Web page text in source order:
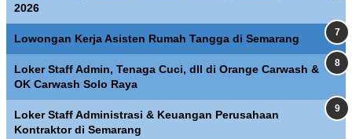
2026
Lowongan Kerja Asisten Rumah Tangga di Semarang
Loker Staff Admin, Tenaga Cuci, dll di Orange Carwash &
OK Carwash Solo Raya
Loker Staff Administrasi & Keuangan Perusahaan
Kontraktor di Semarang